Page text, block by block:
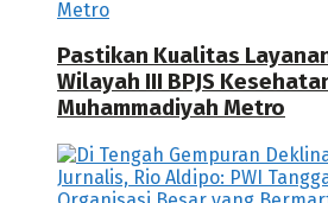
Pastikan Kualitas
Wilayah III BPJS
Muhammadiyah Metro